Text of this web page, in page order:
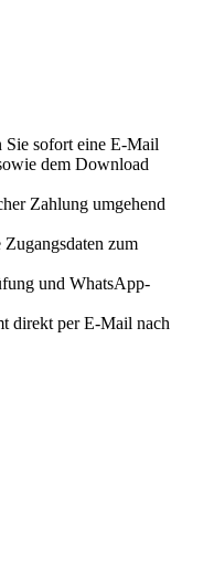
Sie sofort eine E-Mail
dem Download
Zahlung umgehend
Zugangsdaten zum
und WhatsApp-
direkt per E-Mail nach